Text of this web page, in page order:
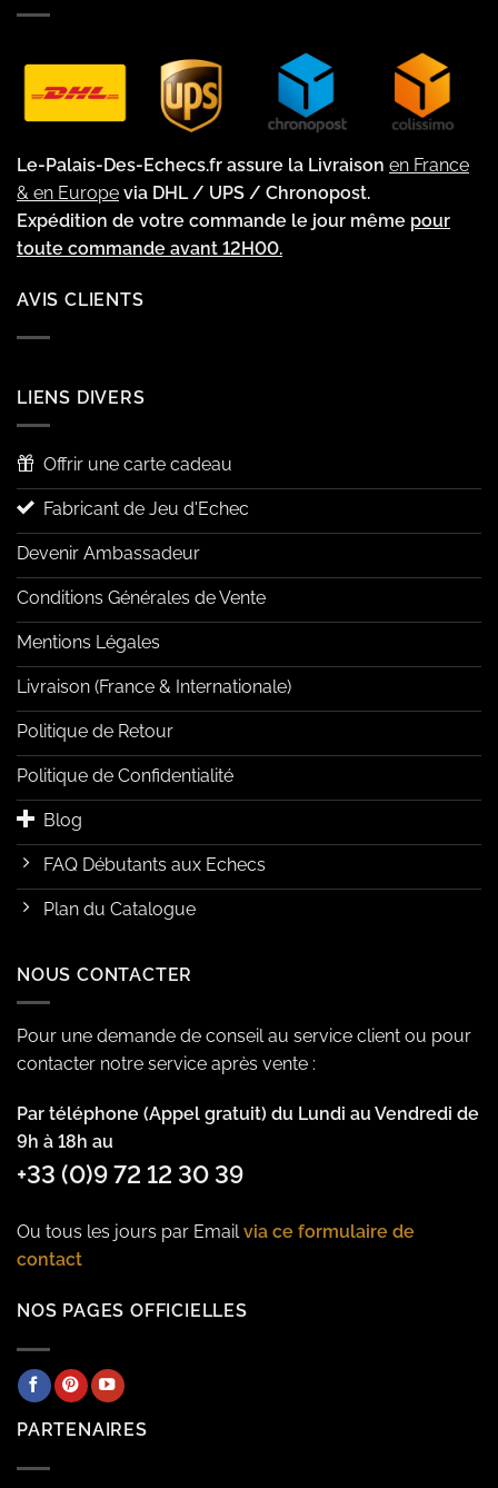
Le-Palais-Des-Echecs.fr assure la Livraison en France
& en Europe via DHL / UPS / Chronopost.
Expédition de votre commande le jour même pour
toute commande avant 12H00.
AVIS CLIENTS
LIENS DIVERS
Offrir une carte cadeau
Fabricant de Jeu d'Echec
Devenir Ambassadeur
Conditions Générales de Vente
Mentions Légales
Livraison (France & Internationale)
Politique de Retour
Politique de Confidentialité
Blog
FAQ Débutants aux Echecs
Plan du Catalogue
NOUS CONTACTER
Pour une demande de conseil au service client ou pour
contacter notre service après vente :
Par téléphone (Appel gratuit) du Lundi au Vendredi de
9h à 18h au
+33 (0)9 72 12 30 39
Ou tous les jours par Emailvia ce formulaire de
contact
NOS PAGES OFFICIELLES
PARTENAIRES